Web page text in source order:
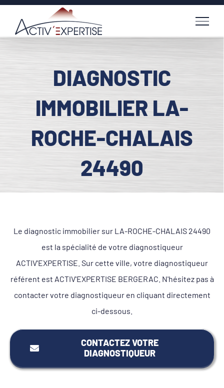
Passer
contenu
DIAGNOSTIC
IMMOBILIER LA-
ROCHE-CHALAIS
24490
Le diagnostic immobilier sur LA-ROCHE-CHALAIS 24490
est la spécialité de votre diagnostiqueur
ACTIV'EXPERTISE. Sur cette ville, votre diagnostiqueur
référent est ACTIV'EXPERTISE BERGERAC. N'hésitez pas à
contacter votre diagnostiqueur en cliquant directement
ci-dessous.
CONTACTEZ VOTRE
DIAGNOSTIQUEUR